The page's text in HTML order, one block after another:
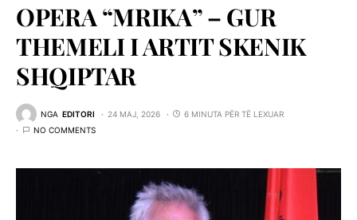
OPERA “MRIKA” – GUR
THEMELI I ARTIT SKENIK
SHQIPTAR
NGA EDITORI 24 MAJ, 2026
6 MINUTA PËR TË LEXUAR
NO COMMENTS